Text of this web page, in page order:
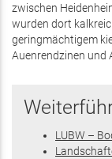
zwischen
wurden dort
geringmächtigem
Auenrendzinen und
LUBW –